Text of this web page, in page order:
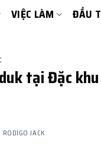
VIỆC LÀM ĐẦU
tại Đặc
RODIGO JACK